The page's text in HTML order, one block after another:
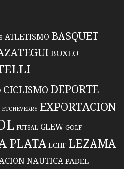
ATLETISMO BASQUET
BOXEO
CICLISMO DEPORTE
ETCHEVERRY EXPORTACION
FUTSAL GLEW GOLF
PLATA LCHF LEZAMA
NAUTICA PADEL